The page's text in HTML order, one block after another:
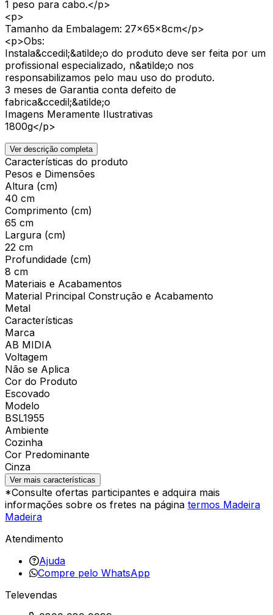
1 peso para cabo.</p>
<p>
Tamanho da Embalagem: 27x65x8cm</p>
<p>Obs:
Instala&ccedil;&atilde;o do produto deve ser feita por um
profissional especializado, n&atilde;o nos
responsabilizamos pelo mau uso do produto.
3 meses de Garantia conta defeito de
fabrica&ccedil;&atilde;o
Imagens Meramente Ilustrativas
1800g</p>
Ver descrição completa
Características do produto
Pesos e Dimensões
Altura (cm)
40 cm
Comprimento (cm)
65 cm
Largura (cm)
22 cm
Profundidade (cm)
8 cm
Materiais e Acabamentos
Material Principal Construção e Acabamento
Metal
Características
Marca
AB MIDIA
Voltagem
Não se Aplica
Cor do Produto
Escovado
Modelo
BSL1955
Ambiente
Cozinha
Cor Predominante
Cinza
Ver mais características
*Consulte ofertas participantes e adquira mais
informações sobre os fretes na página termos Madeira
Madeira
Atendimento
Ajuda
Compre pelo WhatsApp
Televendas